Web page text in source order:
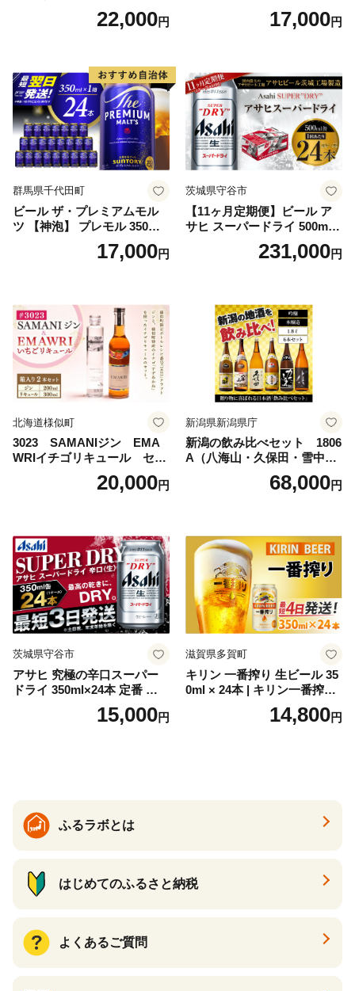
ツ 350ml×24本 プレモル [149
22,000円 17,000円
群馬県千代田町
ビール ザ・プレミアムモル
ツ 【神泡】 プレモル 350ml
× 24本 サントリー〈天然水の
ビール工場〉群馬※沖縄・離
17,000円
茨城県守谷市
【11ヶ月定期便】ビール ア
サヒ スーパードライ 500ml 2
4本 1ケース×11ヶ月 | アサヒ
ビール 究極の辛口 酒 お酒 ア
uper dry 11回 缶ビール 缶 ギ
フト 内祝い 茨城県守谷市 送
料無料
231,000円
北海道様似町
3023 SAMANIジン EMA
WRIイチゴリキュール セッ
ト（箱入り）【大人の味 酒
お酒 洋酒 スピリッツ クラフ
セット 詰め合わせ カクテル
ソーダ割り アルコール ロッ
ク ソーダ ジントニック 】
20,000円
新潟県新潟県庁
新潟の飲み比べセット 1806
A（八海山・久保田・雪中
梅・越乃寒梅・かたふね・千
68,000円
茨城県守谷市
アサヒ 究極の辛口スーパー
ドライ 350ml×24本 定番 ビー
ル 缶ビール 酒 お酒 アルコー
15,000円
滋賀県多賀町
キリン 一番搾り 生ビール 35
0ml × 24本 | キリン一番搾り
キリンビール 一番搾り ビー
ル 24缶 きりんいちばんしぼ
14,800円
ふるラボとは
はじめてのふるさと納税
よくあるご質問